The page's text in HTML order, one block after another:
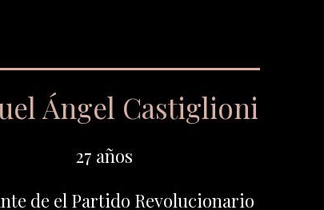
Ángel Castiglioni
27 años
de el Partido Revolucionario